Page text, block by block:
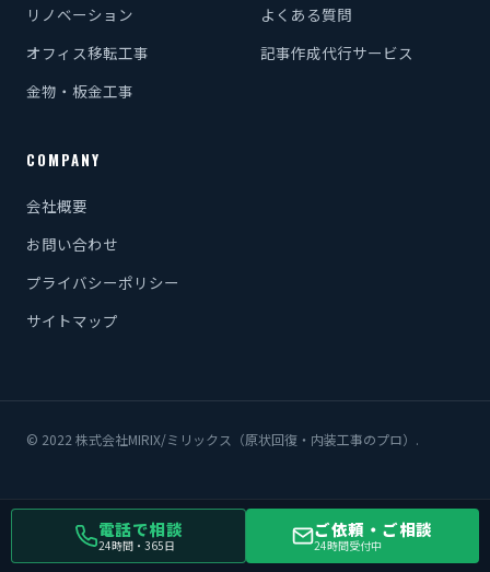
リノベーション
オフィス移転工事
金物・板金工事
よくある質問
記事作成代行サービス
COMPANY
会社概要
お問い合わせ
プライバシーポリシー
サイトマップ
© 2022 株式会社MIRIX/ミリックス（原状回復・内装工事のプロ）.
電話で相談
24時間・365日
ご依頼・ご相談
24時間受付中